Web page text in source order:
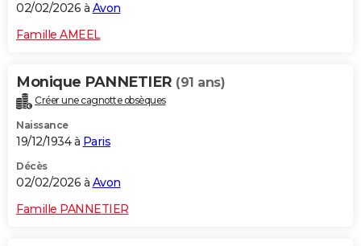
02/02/2026 à Avon
Famille AMEEL
Monique PANNETIER (91 ans)
Créer une cagnotte obsèques
Naissance
19/12/1934 à Paris
Décès
02/02/2026 à Avon
Famille PANNETIER